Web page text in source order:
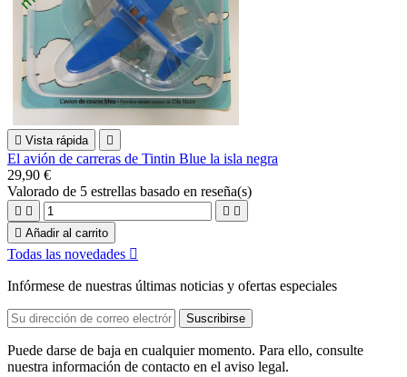
 Vista rápida 
El avión de carreras de Tintin Blue la isla negra
29,90 €
Valorado de 5 estrellas basado en reseña(s)
   
 Añadir al carrito
Todas las novedades 
Infórmese de nuestras últimas noticias y ofertas especiales
Puede darse de baja en cualquier momento. Para ello, consulte
nuestra información de contacto en el aviso legal.